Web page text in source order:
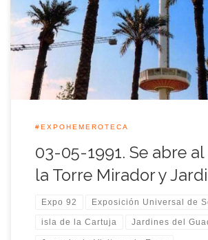
visitas a las obras de la Exposición Universal
Doscientas pesetas tenían que pagar
los visitantes que querían contemplar las
#EXPOHEMEROTECA
03-05-1991. Se abre
la Torre Mirador y
Expo 92 Exposición Universal de
isla de la Cartuja Jardines del